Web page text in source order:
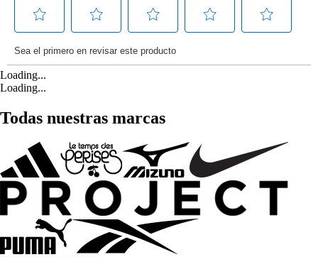
Loading...
Loading...
Todas nuestras marcas